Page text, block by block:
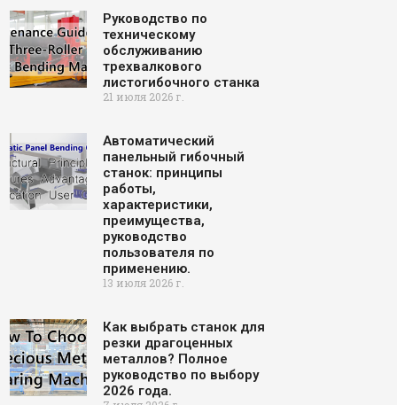
Руководство по
техническому
обслуживанию
трехвалкового
листогибочного станка
21 июля 2026 г.
Автоматический
панельный гибочный
станок: принципы
работы,
характеристики,
преимущества,
руководство
пользователя по
применению.
13 июля 2026 г.
Как выбрать станок для
резки драгоценных
металлов? Полное
руководство по выбору
2026 года.